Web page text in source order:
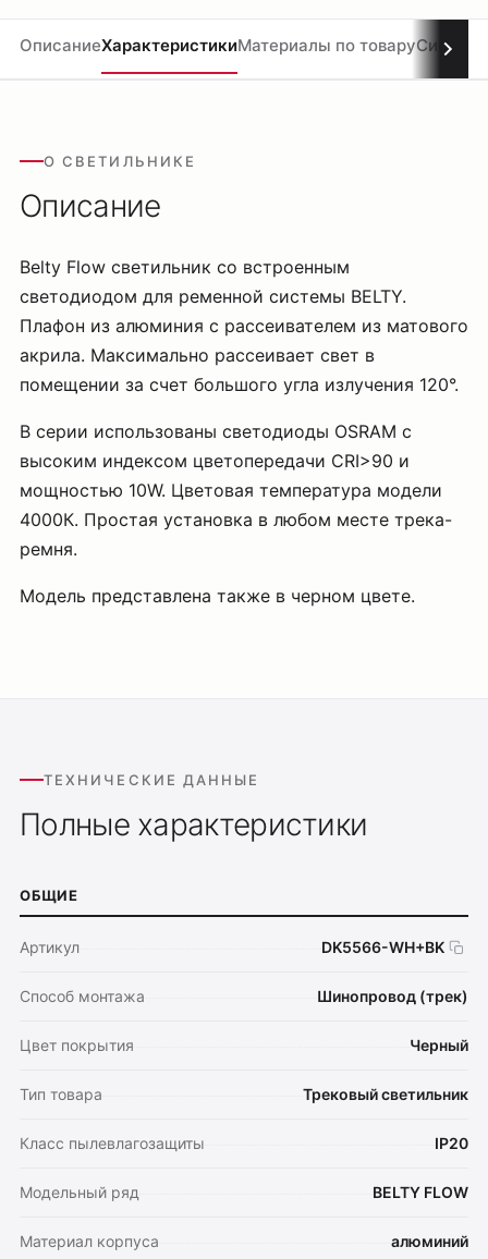
ОписаниеХарактеристикиМатериалы по товару
О СВЕТИЛЬНИКЕ
Описание
Belty Flow светильник со встроенным
светодиодом для ременной системы BELTY.
Плафон из алюминия с рассеивателем из матового
акрила. Максимально рассеивает свет в
помещении за счет большого угла излучения 120°.
В серии использованы светодиоды OSRAM с
высоким индексом цветопередачи CRI>90 и
мощностью 10W. Цветовая температура модели
4000К. Простая установка в любом месте трека-
ремня.
Модель представлена также в черном цвете.
ТЕХНИЧЕСКИЕ ДАННЫЕ
Полные характеристики
ОБЩИЕ
Артикул DK5566-WH+BK
Способ монтажа Шинопровод (трек)
Цвет покрытия Черный
Тип товара Трековый светильник
Класс пылевлагозащиты IP20
Модельный ряд BELTY FLOW
Материал корпуса алюминий